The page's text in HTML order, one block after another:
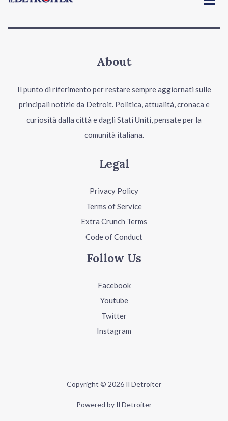
About
Il punto di riferimento per restare sempre aggiornati sulle
principali notizie da Detroit. Politica, attualità, cronaca e
curiosità dalla città e dagli Stati Uniti, pensate per la
comunità italiana.
Legal
Privacy Policy
Terms of Service
Extra Crunch Terms
Code of Conduct
Follow Us
Facebook
Youtube
Twitter
Instagram
Copyright © 2026 Il Detroiter
Powered by Il Detroiter